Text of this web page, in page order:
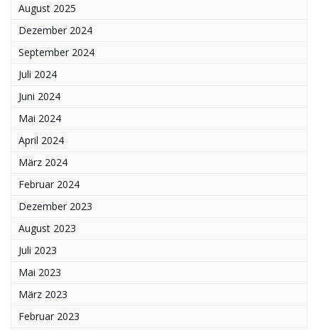
August 2025
Dezember 2024
September 2024
Juli 2024
Juni 2024
Mai 2024
April 2024
März 2024
Februar 2024
Dezember 2023
August 2023
Juli 2023
Mai 2023
März 2023
Februar 2023